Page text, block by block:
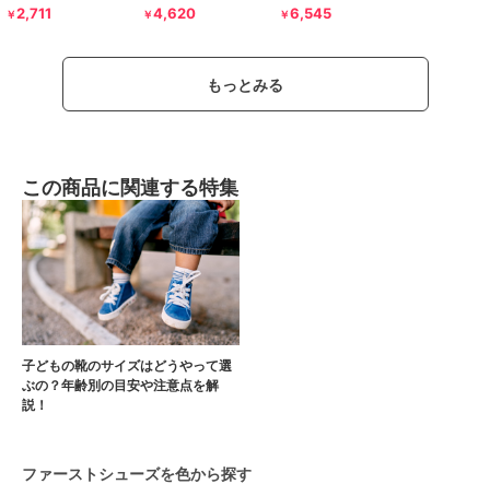
￥2,711 ￥4,620 ￥6,545
もっとみる
この商品に関連する特集
子どもの靴のサイズはどうやって選
ぶの？年齢別の目安や注意点を解
説！
ファーストシューズを色から探す